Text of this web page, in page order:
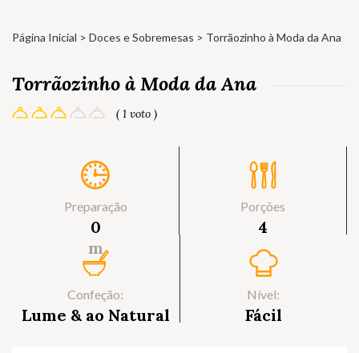
Página Inicial > Doces e Sobremesas > Torrãozinho à Moda da Ana
Torrãozinho à Moda da Ana
( 1 voto )
Preparação
0
m
Porções
4
Confeção:
Lume & ao Natural
Nível:
Fácil